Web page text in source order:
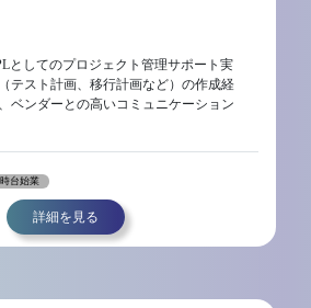
としてのプロジェクト管理サポート実
テスト計画、移行計画など）の作成経
ベンダーとの高いコミュニケーション
台始業
詳細を見る